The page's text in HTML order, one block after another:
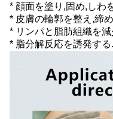
* 顔面を塗り,固め,しわ
* 皮膚の輪郭を整え,締
* リンパと脂肪組織を
* 脂分解反応を誘発する.